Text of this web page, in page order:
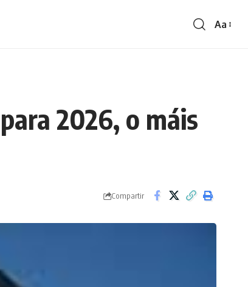
Aa
2026, o máis
Compartir